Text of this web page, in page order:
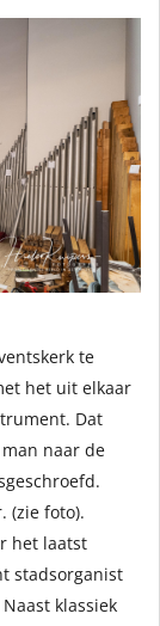
te
het uit elkaar
Dat
naar de
(zie foto).
het laatst
stadsorganist
klassiek